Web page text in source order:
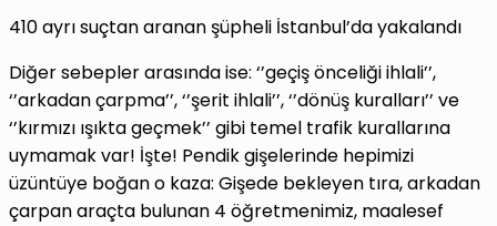
410 ayrı suçtan aranan şüpheli İstanbul’da yakalandı
Diğer sebepler arasında ise: ‘’geçiş önceliği ihlali’’,
‘’arkadan çarpma’’, ‘’şerit ihlali’’, ‘’dönüş kuralları’’ ve
‘’kırmızı ışıkta geçmek’’ gibi temel trafik kurallarına
uymamak var! İşte! Pendik gişelerinde hepimizi
üzüntüye boğan o kaza: Gişede bekleyen tıra, arkadan
çarpan araçta bulunan 4 öğretmenimiz, maalesef